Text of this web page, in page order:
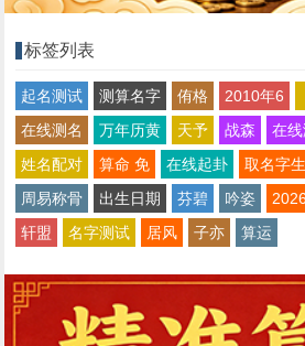
标签列表
起名测试 测算名字 侑格 2010年6
在线测名
万年历黄 天予 战森 在
姓名配对
算命 免 在线起卦 取名字生
周易称骨
出生日期 芬碧 吟姿
轩盟
名字测试 居风 子亦 算运